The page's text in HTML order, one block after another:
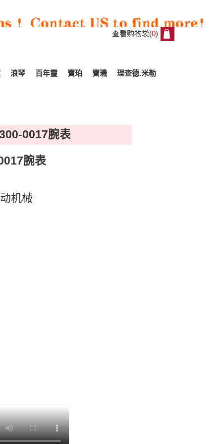
查看购物袋(0)
浪琴 百年靈 寶珀 寶璣 理查德.米勒
0017腕表
腕表
机械